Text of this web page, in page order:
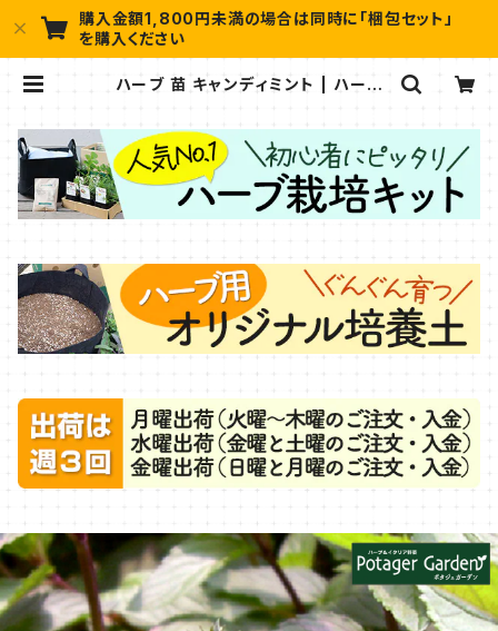
購入金額1,800円未満の場合は同時に「梱包セット」
を購入ください
ハーブ 苗 キャンディミント | ハーブ